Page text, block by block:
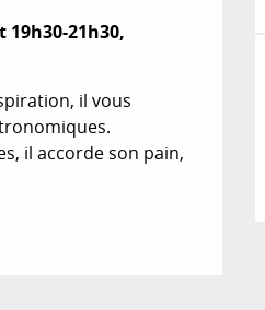
21h30,
il vous
il accorde son pain,